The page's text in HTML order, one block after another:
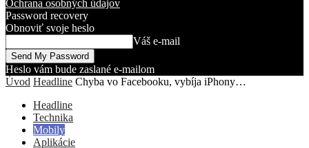
Ochrana osobných údajov
Password recovery
Obnoviť svoje heslo
Váš e-mail
Heslo vám bude zaslané e-mailom
Úvod Headline Chyba vo Facebooku, vybíja iPhony…
Headline
Technika
Mobily
Aplikácie